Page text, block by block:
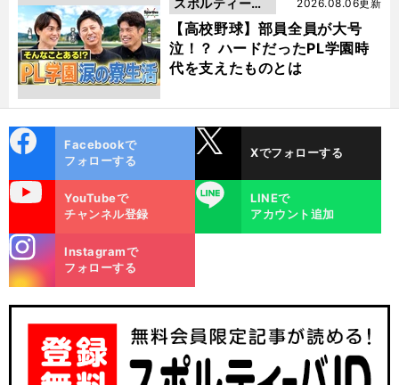
【高校野球】部員全員が大号
泣！？ ハードだったPL学園時
代を支えたものとは
2026.08.06更新
動画
ok
Facebookで
フォローする
Xでフォローする
YouTubeで
チャンネル登録
LINE
LINEで
アカウント追加
m
Instagramで
フォローする